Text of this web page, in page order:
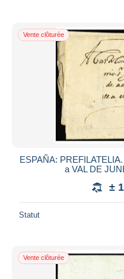
Vente clôturée
ESPAÑA:
a VAL DE
±
Statut
Vente clôturée